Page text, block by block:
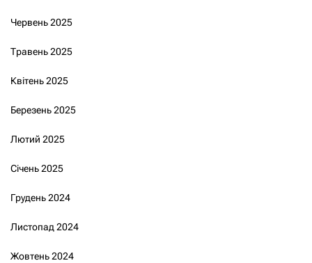
Червень 2025
Травень 2025
Квітень 2025
Березень 2025
Лютий 2025
Січень 2025
Грудень 2024
Листопад 2024
Жовтень 2024